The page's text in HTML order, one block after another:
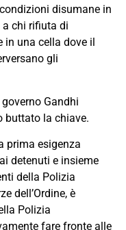
disumane in
a chi rifiuta di
una cella dove il
gli
Gandhi
buttato la chiave.
prima esigenza
detenuti e insieme
della Polizia
dell’Ordine, è
Polizia
fare fronte alle